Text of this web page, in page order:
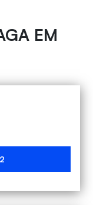
EM